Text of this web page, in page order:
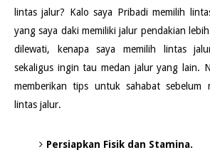
lintas jalur? Kalo saya Pribadi memilih
yang saya daki memiliki jalur pendakian
dilewati, kenapa saya memilih lintas
sekaligus ingin tau medan jalur yang lain.
memberikan tips untuk sahabat sebelum
lintas jalur.
Persiapkan Fisik dan Stamina.